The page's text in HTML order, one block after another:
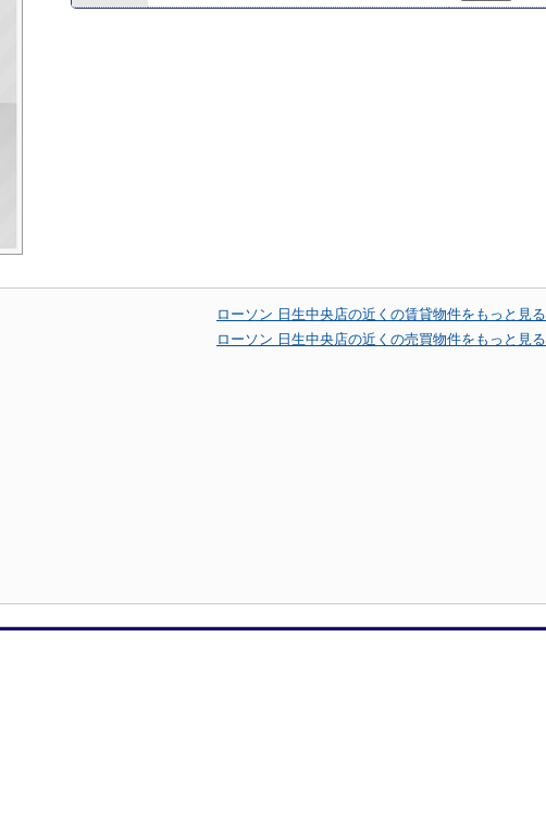
ローソン 日生中央店の近くの賃貸物件をもっと見る
ローソン 日生中央店の近くの売買物件をもっと見る